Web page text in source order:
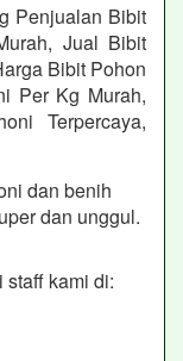
Penjualan Bibit
Jual Bibit
Bibit Pohon
Per Kg Murah,
Terpercaya,
dan benih
dan unggul.
kami di: